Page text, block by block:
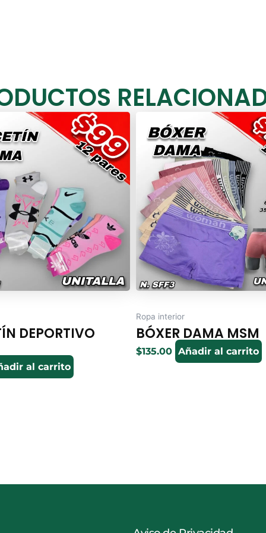
DEPORTIVO
al carrito
Ropa interior
BÓXER DAMA MSM
$135.00 Añadir al carrito